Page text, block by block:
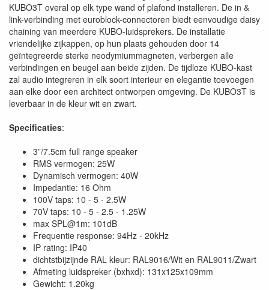
KUBO3T overal op elk type wand of plafond installeren. De in &
link-verbinding met euroblock-connectoren biedt eenvoudige daisy
chaining van meerdere KUBO-luidsprekers. De installatie
vriendelijke zijkappen, op hun plaats gehouden door 14
geïntegreerde sterke neodymiummagneten, verbergen alle
verbindingen en beugel aan beide zijden. De tijdloze KUBO-kast
zal audio integreren in elk soort interieur en elegantie toevoegen
aan elke door een architect ontworpen omgeving. De KUBO3T is
leverbaar in de kleur wit en zwart.
Specificaties:
3”/7.5cm full range speaker
RMS vermogen: 25W
Dynamisch vermogen: 40W
Impedantie: 16 Ohm
100V taps: 10 - 5 - 2.5W
70V taps: 10 - 5 - 2.5 - 1.25W
max SPL@1m: 101dB
Frequentie response: 94Hz - 20kHz
IP rating: IP40
dichtstbijzijnde RAL kleur: RAL9016/Wit en RAL9011/Zwart
Afmeting luidspreker (bxhxd): 131x125x109mm
Gewicht: 1.20kg